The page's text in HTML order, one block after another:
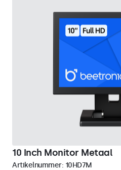
10 Inch Monitor Metaal
Artikelnummer: 10HD7M